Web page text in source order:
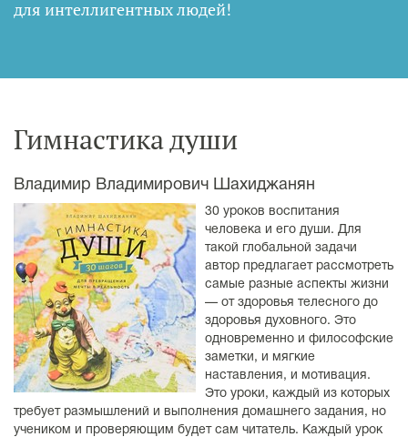
для интеллигентных людей!
Гимнастика души
Владимир Владимирович Шахиджанян
30 уроков воспитания
человека и его души. Для
такой глобальной задачи
автор предлагает рассмотреть
самые разные аспекты жизни
— от здоровья телесного до
здоровья духовного. Это
одновременно и философские
заметки, и мягкие
наставления, и мотивация.
Это уроки, каждый из которых
требует размышлений и выполнения домашнего задания, но
учеником и проверяющим будет сам читатель. Каждый урок